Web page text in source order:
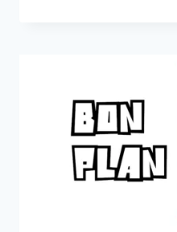
PROMOS
DU